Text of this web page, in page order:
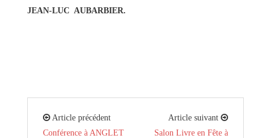
JEAN-LUC AUBARBIER.
Article précédent
Conférence à ANGLET
Article suivant
Salon Livre en Fête à